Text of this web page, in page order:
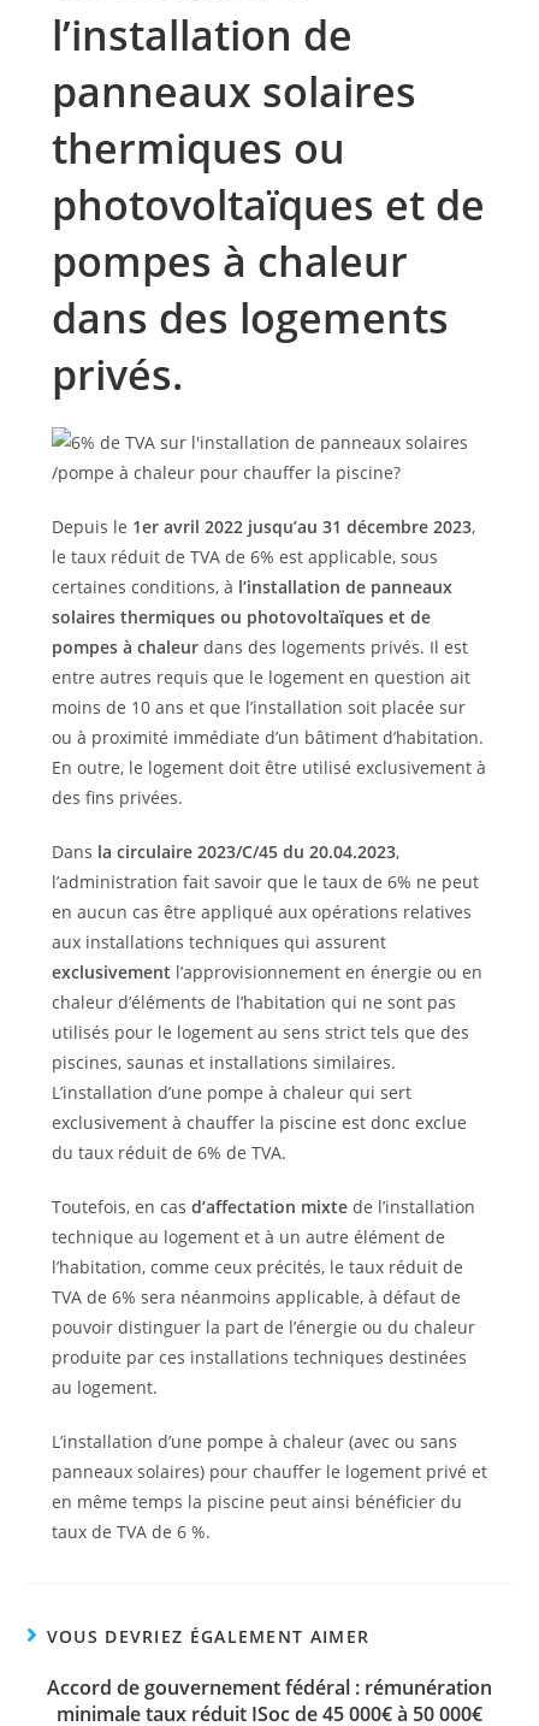
l’installation de
panneaux solaires
thermiques ou
photovoltaïques et de
pompes à chaleur
dans des logements
privés.
Depuis le 1er avril 2022 jusqu’au 31 décembre 2023,
le taux réduit de TVA de 6% est applicable, sous
certaines conditions, à l’installation de panneaux
solaires thermiques ou photovoltaïques et de
pompes à chaleur dans des logements privés. Il est
entre autres requis que le logement en question ait
moins de 10 ans et que l’installation soit placée sur
ou à proximité immédiate d’un bâtiment d’habitation.
En outre, le logement doit être utilisé exclusivement à
des fins privées.
Dans la circulaire 2023/C/45 du 20.04.2023,
l’administration fait savoir que le taux de 6% ne peut
en aucun cas être appliqué aux opérations relatives
aux installations techniques qui assurent
exclusivement l’approvisionnement en énergie ou en
chaleur d’éléments de l’habitation qui ne sont pas
utilisés pour le logement au sens strict tels que des
piscines, saunas et installations similaires.
L’installation d’une pompe à chaleur qui sert
exclusivement à chauffer la piscine est donc exclue
du taux réduit de 6% de TVA.
Toutefois, en cas d’affectation mixtede l’installation
technique au logement et à un autre élément de
l’habitation, comme ceux précités, le taux réduit de
TVA de 6% sera néanmoins applicable, à défaut de
pouvoir distinguer la part de l’énergie ou du chaleur
produite par ces installations techniques destinées
au logement.
L’installation d’une pompe à chaleur (avec ou sans
panneaux solaires) pour chauffer le logement privé et
en même temps la piscine peut ainsi bénéficier du
taux de TVA de 6 %.
VOUS DEVRIEZ ÉGALEMENT AIMER
Accord de gouvernement fédéral : rémunération
minimale taux réduit ISoc de 45 000€ à 50 000€